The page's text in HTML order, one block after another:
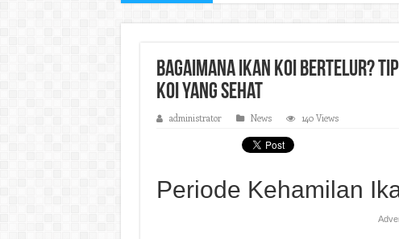
Bagaimana Ikan Koi Bertelur?
Koi yang Sehat
administrator News 140 Views
Periode Kehamilan